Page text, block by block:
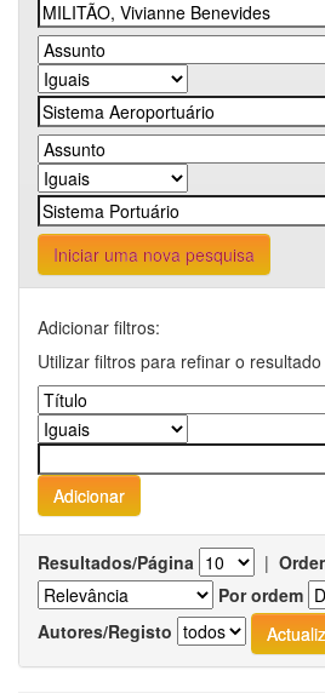
Iniciar uma nova pesquisa
Adicionar filtros:
Utilizar filtros para refinar o
Resultados/Página |
Por ordem
Autores/Registo